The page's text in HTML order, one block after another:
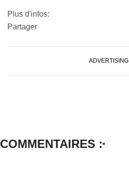
Plus d'infos:
Partager
ADVERTISING
COMMENTAIRES :